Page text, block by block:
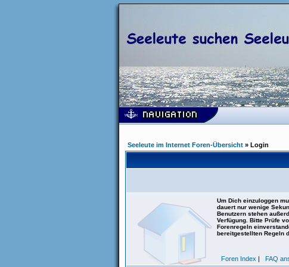
Seeleute im Internet Foren-Übersicht » Login
Um Dich einzuloggen
dauert nur wenige
Benutzern stehen
Verfügung. Bitte Prüfe
Forenregeln
bereitgestellten Regeln
Foren Index | FAQ